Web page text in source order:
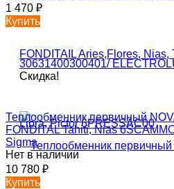
1 470 ₽
Купить
Скидка!
Теплообменник первичный
FONDITAL Tahiti, Nias
Sigma
Нет в наличии
10 780 ₽
Купить